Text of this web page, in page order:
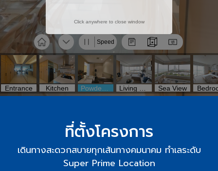
ที่ตั้งโครงการ
เดินทางสะดวกสบายทุกเส้นทางคมนาคม ทำเลระดับ
Super Prime Location